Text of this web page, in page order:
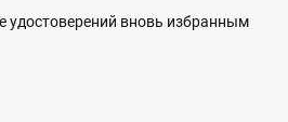
удостоверений вновь избранным